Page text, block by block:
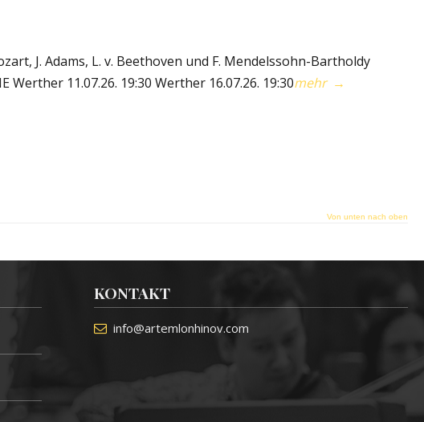
Adams, L. v. Beethoven und F. Mendelssohn-Bartholdy
11.07.26. 19:30 Werther 16.07.26. 19:30mehr →
Von unten nach oben
KONTAKT
info@artemlonhinov.com